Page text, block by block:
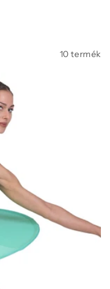
10 termék